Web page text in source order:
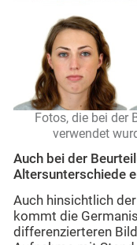
Fotos, die bei der
verwendet
Auch bei der
Altersunterschiede
Auch hinsichtlich
kommt die
differenzierteren